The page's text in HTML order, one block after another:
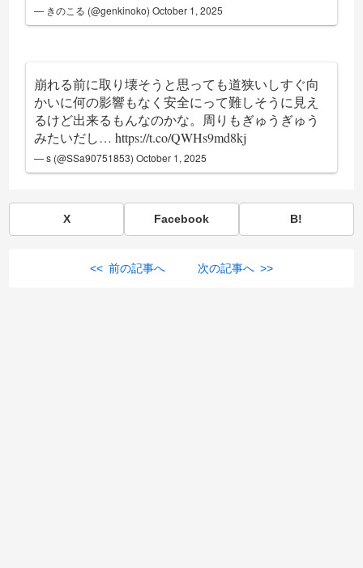
— きのこる (@genkinoko)October 1, 2025
崩れる前に取り壊そうと思っても道狭いしすぐ向
かいに何の影響もなく安全にって難しそうに見え
るけど出来るもんなのかな。周りもぎゅうぎゅう
みたいだし…https://t.co/QWHs9md8kj
— s (@SSa90751853)October 1, 2025
X Facebook B!
<< 前の記事へ 次の記事へ >>